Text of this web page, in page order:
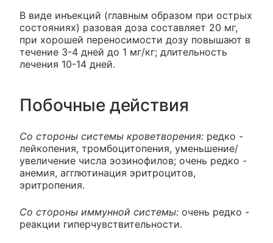
В виде инъекций (главным образом при острых
состояниях) разовая доза составляет 20 мг,
при хорошей переносимости дозу повышают в
течение 3-4 дней до 1 мг/кг; длительность
лечения 10-14 дней.
Побочные действия
Со стороны системы кроветворения: редко -
лейкопения, тромбоцитопения, уменьшение/
увеличение числа эозинофилов; очень редко -
анемия, агглютинация эритроцитов,
эритропения.
Со стороны иммунной системы: очень редко -
реакции гиперчувствительности.